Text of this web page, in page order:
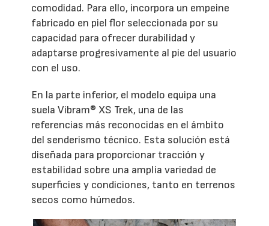
comodidad. Para ello, incorpora un empeine
fabricado en piel flor seleccionada por su
capacidad para ofrecer durabilidad y
adaptarse progresivamente al pie del usuario
con el uso.
En la parte inferior, el modelo equipa una
suela Vibram® XS Trek, una de las
referencias más reconocidas en el ámbito
del senderismo técnico. Esta solución está
diseñada para proporcionar tracción y
estabilidad sobre una amplia variedad de
superficies y condiciones, tanto en terrenos
secos como húmedos.